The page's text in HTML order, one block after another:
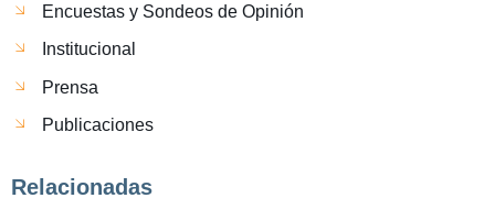
Encuestas y Sondeos de Opinión
Institucional
Prensa
Publicaciones
Relacionadas